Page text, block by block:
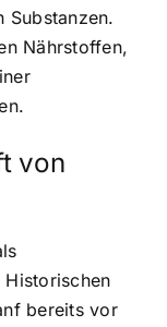
Substanzen.
Nährstoffen,
von
bereits vor